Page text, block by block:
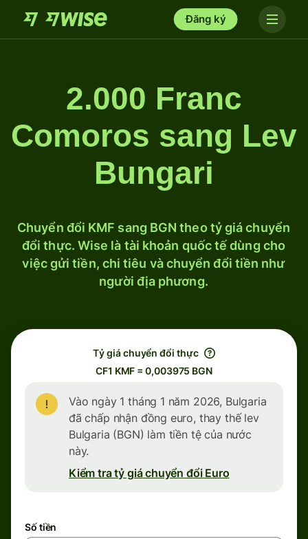
Đăng ký
2.000 Franc
Comoros sang Lev
Bungari
Chuyển đổi KMF sang BGN theo tỷ giá chuyển
đổi thực. Wise là tài khoản quốc tế dùng cho
việc gửi tiền, chi tiêu và chuyển đổi tiền như
người địa phương.
Tỷ giá chuyển đổi thực
CF1 KMF = 0,003975 BGN
Vào ngày 1 tháng 1 năm 2026, Bulgaria
đã chấp nhận đồng euro, thay thế lev
Bulgaria (BGN) làm tiền tệ của nước
này.
Kiểm tra tỷ giá chuyển đổi Euro
Số tiền